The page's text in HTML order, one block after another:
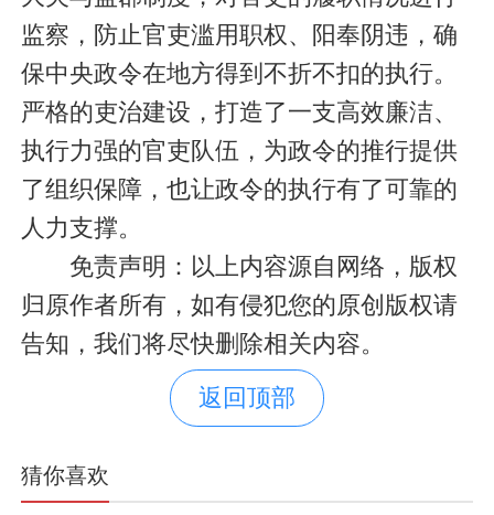
监察，防止官吏滥用职权、阳奉阴违，确
保中央政令在地方得到不折不扣的执行。
严格的吏治建设，打造了一支高效廉洁、
执行力强的官吏队伍，为政令的推行提供
了组织保障，也让政令的执行有了可靠的
人力支撑。
免责声明：以上内容源自网络，版权
归原作者所有，如有侵犯您的原创版权请
告知，我们将尽快删除相关内容。
返回顶部
猜你喜欢